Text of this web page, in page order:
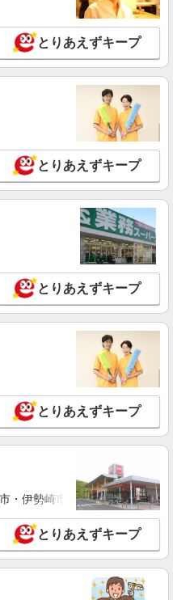
詳細を見る
*デイでの生活補助☆新たな
て長く働く♪
2062円 ＜日払い有/週払い有/交
駅：小倉
詳細を見る
／北九州市小倉北区＊サ高住
円 ＜日払い有/週払い有/交
ン代含む)＞
詳細を見る
の待つ場所！デイサービスの
2062円 ＜日払い有/週払い有/交
ン代含む)＞
駅：小倉
詳細を見る
とりあえずキープ
とりあえずキープ
とりあえずキープ
とりあえずキープ
・伊勢崎市・太田市・館林市
とりあえずキープ